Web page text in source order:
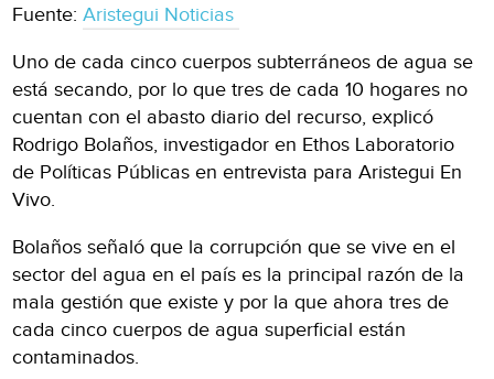
Fuente:Aristegui Noticias
Uno de cada cinco cuerpos subterráneos de agua se
está secando, por lo que tres de cada 10 hogares no
cuentan con el abasto diario del recurso, explicó
Rodrigo Bolaños, investigador en Ethos Laboratorio
de Políticas Públicas en entrevista para Aristegui En
Vivo.
Bolaños señaló que la corrupción que se vive en el
sector del agua en el país es la principal razón de la
mala gestión que existe y por la que ahora tres de
cada cinco cuerpos de agua superficial están
contaminados.